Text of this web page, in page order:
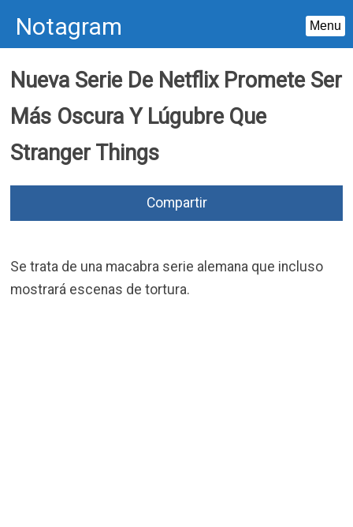
Notagram Menu
content
Nueva Serie De Netflix Promete Ser
Más Oscura Y Lúgubre Que
Stranger Things
Compartir
Se trata de una macabra serie alemana que incluso
mostrará escenas de tortura.